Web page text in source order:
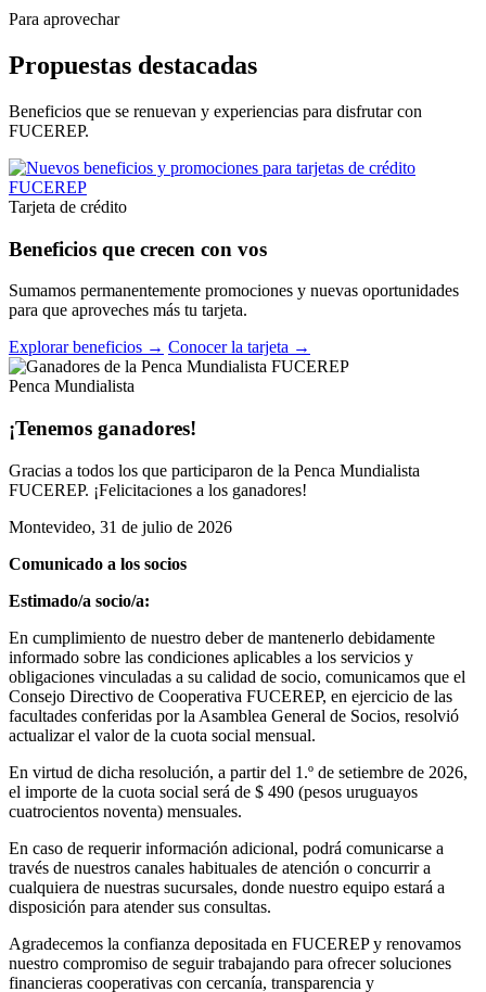
Para aprovechar
Propuestas destacadas
Beneficios que se renuevan y experiencias para disfrutar con
FUCEREP.
Tarjeta de crédito
Beneficios que crecen con vos
Sumamos permanentemente promociones y nuevas oportunidades
para que aproveches más tu tarjeta.
Explorar beneficios → Conocer la tarjeta →
Penca Mundialista
¡Tenemos ganadores!
Gracias a todos los que participaron de la Penca Mundialista
FUCEREP. ¡Felicitaciones a los ganadores!
Montevideo, 31 de julio de 2026
Comunicado a los socios
Estimado/a socio/a:
En cumplimiento de nuestro deber de mantenerlo debidamente
informado sobre las condiciones aplicables a los servicios y
obligaciones vinculadas a su calidad de socio, comunicamos que el
Consejo Directivo de Cooperativa FUCEREP, en ejercicio de las
facultades conferidas por la Asamblea General de Socios, resolvió
actualizar el valor de la cuota social mensual.
En virtud de dicha resolución, a partir del 1.º de setiembre de 2026,
el importe de la cuota social será de $ 490 (pesos uruguayos
cuatrocientos noventa) mensuales.
En caso de requerir información adicional, podrá comunicarse a
través de nuestros canales habituales de atención o concurrir a
cualquiera de nuestras sucursales, donde nuestro equipo estará a
disposición para atender sus consultas.
Agradecemos la confianza depositada en FUCEREP y renovamos
nuestro compromiso de seguir trabajando para ofrecer soluciones
financieras cooperativas con cercanía, transparencia y